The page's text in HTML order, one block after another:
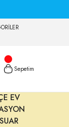
Sepetim
EV